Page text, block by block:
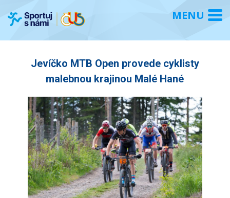
Jevíčko MTB Open provede cyklisty
malebnou krajinou Malé Hané